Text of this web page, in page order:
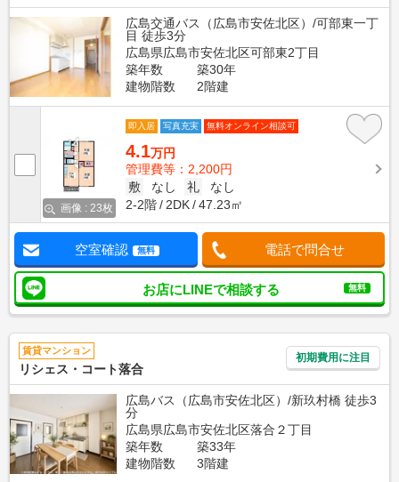
広島交通バス（広島市安佐北区）/可部東一丁
目 徒歩3分
広島県広島市安佐北区可部東2丁目
築年数
築30年
建物階数
2階建
画像 : 23枚
即入居 写真充実 無料オンライン相談可
4.1万円
管理費等：2,200円
敷
なし 礼
なし
2-2階
2DK 47.23㎡
空室確認 無料 電話で問合せ
お店にLINEで相談する 無料
賃貸マンション
リシェス・コート落合
初期費用に注目
広島バス（広島市安佐北区）/新玖村橋 徒歩3
分
広島県広島市安佐北区落合２丁目
築年数
築33年
建物階数
3階建